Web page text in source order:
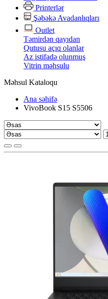
Printerlər
Şəbəkə Avadanlıqları
Outlet
Təmirdən qayıdan
Qutusu açıq olanlar
Az istifadə olunmuş
Vitrin məhsulu
Məhsul Kataloqu
Ana səhifə
VivoBook S15 S5506